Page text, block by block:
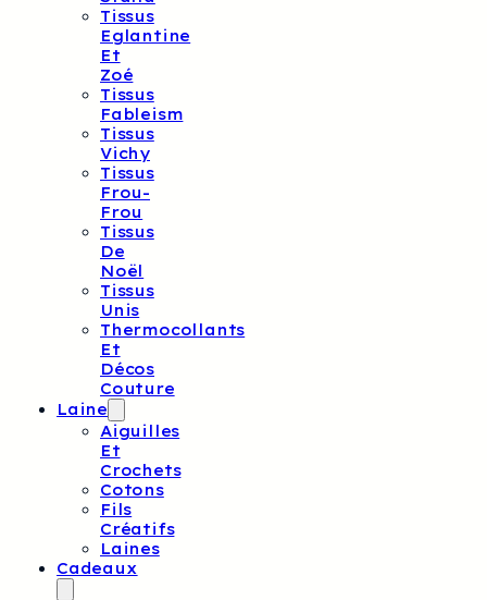
Tissus
Eglantine
Et
Zoé
Tissus
Fableism
Tissus
Vichy
Tissus
Frou-
Frou
Tissus
De
Noël
Tissus
Unis
Thermocollants
Et
Décos
Couture
Laine
Aiguilles
Et
Crochets
Cotons
Fils
Créatifs
Laines
Cadeaux